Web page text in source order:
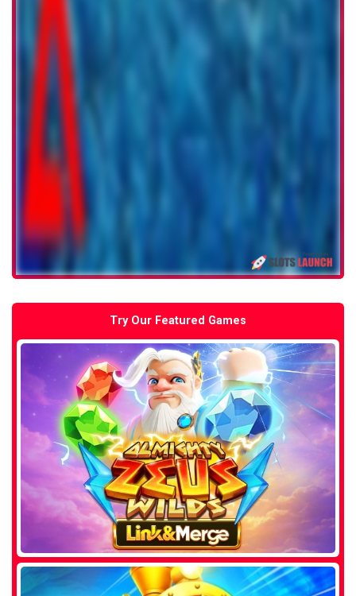
Try Our Featured Games